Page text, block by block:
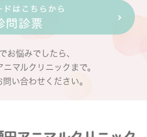
お悩みでしたら、
マルクリニックまで。
い合わせください。